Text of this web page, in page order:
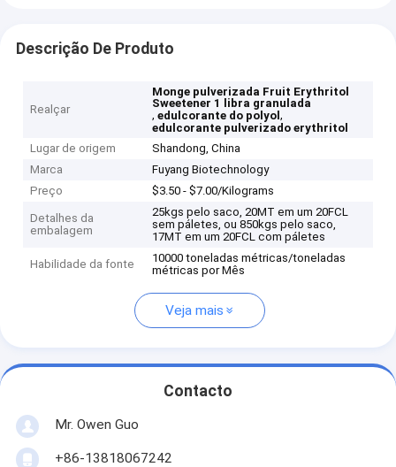
Descrição De Produto
Realçar
Monge pulverizada Fruit Erythritol
Sweetener 1 libra granulada
,edulcorante do polyol,
edulcorante pulverizado erythritol
Lugar de origem
Shandong, China
Marca
Fuyang Biotechnology
Preço
$3.50 - $7.00/Kilograms
Detalhes da
embalagem
25kgs pelo saco, 20MT em um 20FCL
sem páletes, ou 850kgs pelo saco,
17MT em um 20FCL com páletes
Habilidade da fonte
10000 toneladas métricas/toneladas
métricas por Mês
Veja mais
Contacto
Mr. Owen Guo
+86-13818067242